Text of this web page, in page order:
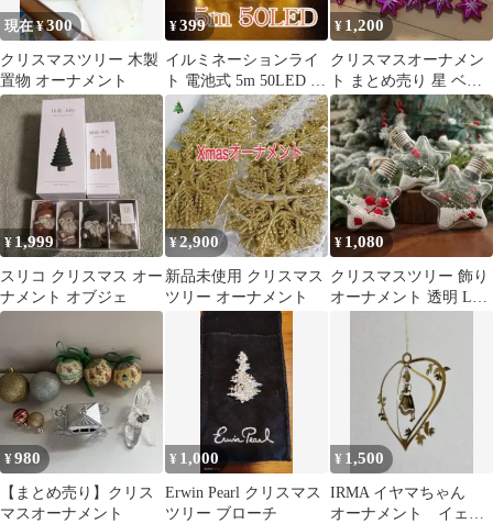
現在 ¥300
クリスマスツリー 木製
置物 オーナメント
¥399
イルミネーションライ
ト 電池式 5m 50LED 3
モード クリスマス ツリ
ーa
¥ 1,200
クリスマスオーナメン
ト まとめ売り 星 ベル
飾り
¥ 1,999
スリコ クリスマス オー
ナメント オブジェ
¥2,900
新品未使用 クリスマス
ツリー オーナメント
¥ 1,080
クリスマスツリー 飾り
オーナメント 透明 LED
3個 クリスマス▲
¥980
【まとめ売り】クリス
マスオーナメント
¥ 1,000
Erwin Pearl クリスマス
ツリー ブローチ
¥ 1,500
IRMA イヤマちゃん
オーナメント イェッ